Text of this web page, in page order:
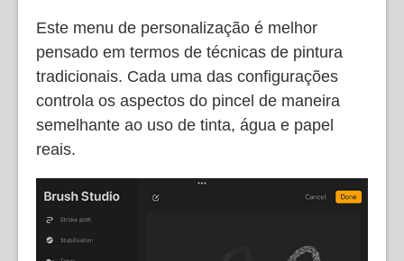
Este menu de personalização é melhor
pensado em termos de técnicas de pintura
tradicionais. Cada uma das configurações
controla os aspectos do pincel de maneira
semelhante ao uso de tinta, água e papel
reais.